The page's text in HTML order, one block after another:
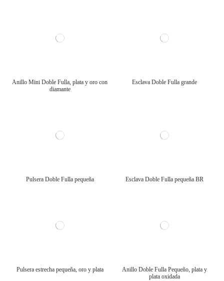
Anillo Mini Doble Fulla, plata y oro con
diamante
Esclava Doble Fulla grande
Pulsera Doble Fulla pequeña Esclava Doble Fulla pequeña BR
Pulsera estrecha pequeña, oro y plata
Anillo Doble Fulla Pequeño, plata y
plata oxidada